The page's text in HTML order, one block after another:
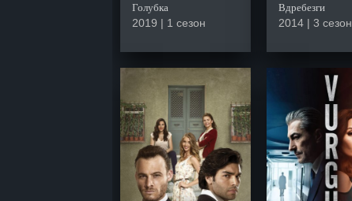
Голубка
2019 | 1 сезон
Вдребезги
2014 | 3 сезон